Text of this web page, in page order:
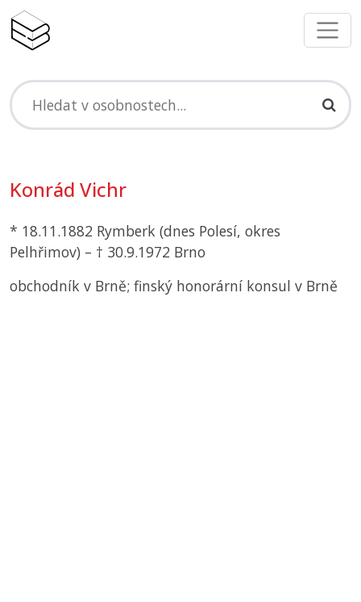
Konrád Vichr
* 18.11.1882 Rymberk (dnes Polesí, okres
Pelhřimov) – † 30.9.1972 Brno
obchodník v Brně; finský honorární konsul v Brně